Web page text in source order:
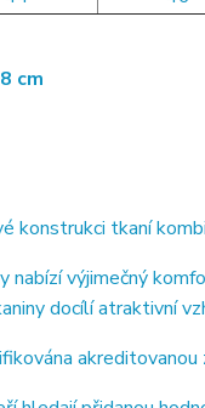
cm
konstrukci tkaní
nabízí výjimečný
docílí atraktivní